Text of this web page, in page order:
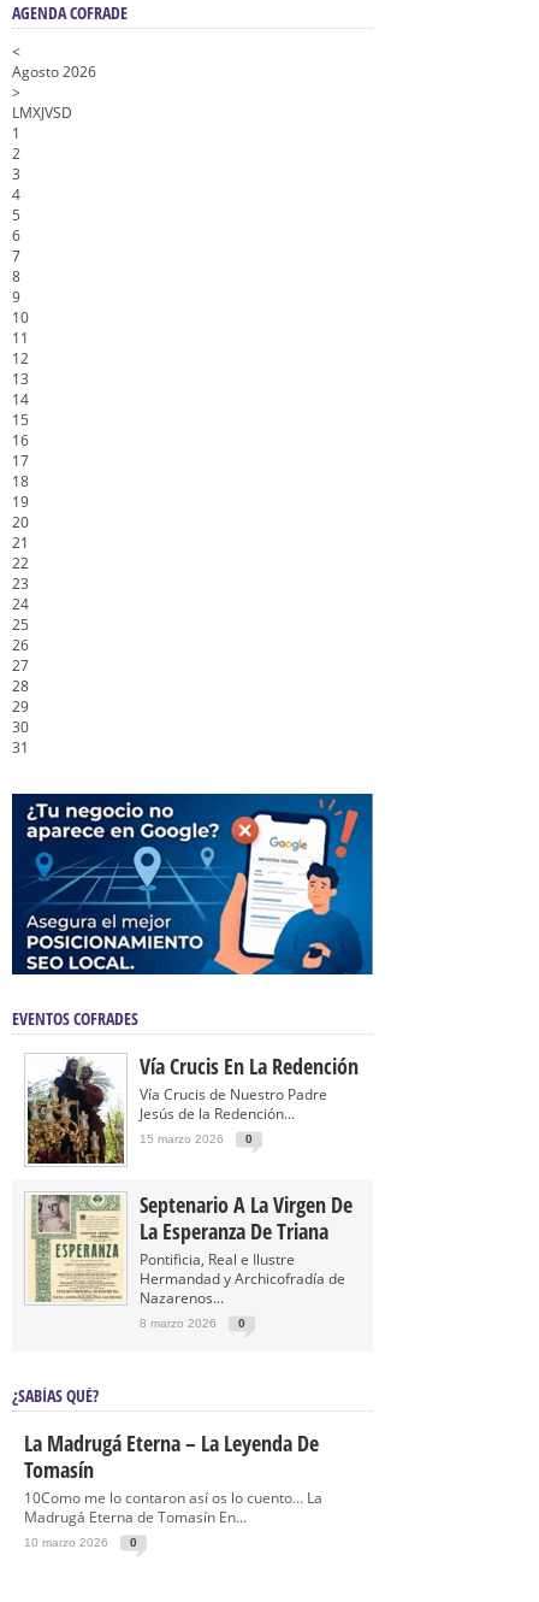
AGENDA COFRADE
<
Agosto 2026
>
LMXJVSD
1
2
3
4
5
6
7
8
9
10
11
12
13
14
15
16
17
18
19
20
21
22
23
24
25
26
27
28
29
30
31
EVENTOS COFRADES
Vía Crucis En La Redención
Vía Crucis de Nuestro Padre
Jesús de la Redención...
15 marzo 2026 0
Septenario A La Virgen De
La Esperanza De Triana
Pontificia, Real e Ilustre
Hermandad y Archicofradía de
Nazarenos...
8 marzo 2026 0
¿SABÍAS QUÉ?
La Madrugá Eterna – La Leyenda De
Tomasín
10Como me lo contaron así os lo cuento… La
Madrugá Eterna de Tomasín En...
10 marzo 2026 0